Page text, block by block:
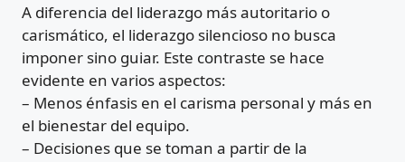
A diferencia del liderazgo más autoritario o
carismático, el liderazgo silencioso no busca
imponer sino guiar. Este contraste se hace
evidente en varios aspectos:
– Menos énfasis en el carisma personal y más en
el bienestar del equipo.
– Decisiones que se toman a partir de la